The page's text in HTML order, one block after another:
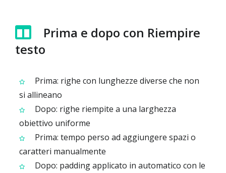
Prima e dopo con Riempire
testo
Prima: righe con lunghezze diverse che non
si allineano
Dopo: righe riempite a una larghezza
obiettivo uniforme
Prima: tempo perso ad aggiungere spazi o
caratteri manualmente
Dopo: padding applicato in automatico con le